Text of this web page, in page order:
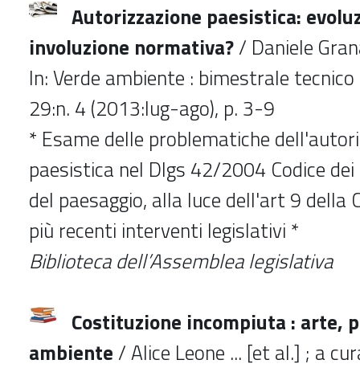
Autorizzazione paesistica:
involuzione normativa?/ Daniele
In: Verde ambiente : bimestrale
29:n. 4 (2013:lug-ago), p. 3-9
* Esame delle problematiche
paesistica nel Dlgs 42/2004 Codice
del paesaggio, alla luce dell'art 9 della
più recenti interventi legislativi *
Biblioteca dell’Assemblea legislativa
Costituzione incompiuta : arte,
ambiente / Alice Leone ... [et al.] ; a